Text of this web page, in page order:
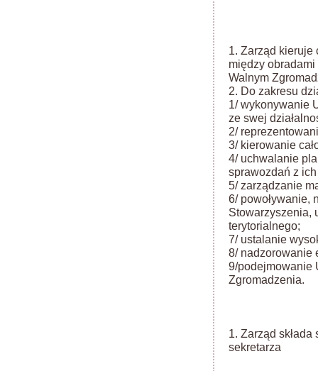
1. Zarząd kieruje
między
Walnym
2. Do zakresu
1/ wykonywanie
ze swej
2/
3/ kierowanie
4/ uchwalanie
sprawozdań z
5/ zarządzanie
6/ powoływanie,
Stowarzyszenia,
terytorialnego;
7/ ustalanie
8/ nadzorowanie
9/podejmowanie
Zgromadzenia.
1. Zarząd
sekretarza i